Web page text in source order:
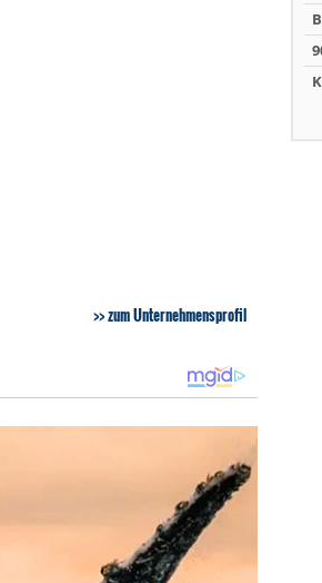
zum Unternehmensprofil